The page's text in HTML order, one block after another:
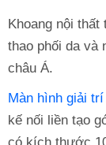
Khoang nội
thao phối da và
châu Á.
Màn hình giải trí
kế nối liền tạo